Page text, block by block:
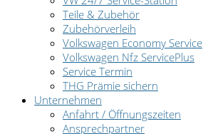
Teile & Zubehör
Zubehörverleih
Volkswagen Economy Service
Volkswagen Nfz ServicePlus
Service Termin
THG Prämie sichern
Unternehmen
Anfahrt / Öffnungszeiten
Ansprechpartner